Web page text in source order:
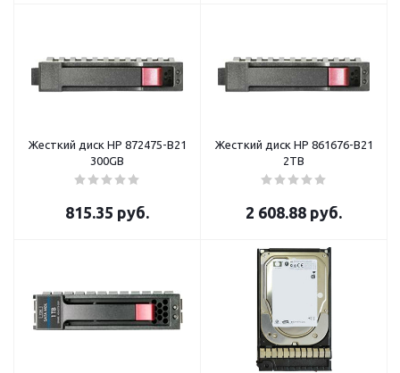
Жесткий диск HP 872475-B21
300GB
815.35 руб.
Жесткий диск HP 861676-B21
2TB
2 608.88 руб.